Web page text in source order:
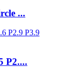
...
P2....